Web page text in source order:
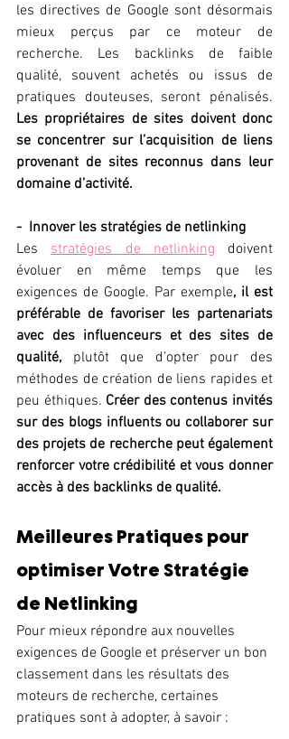
les directives de Google sont désormais
mieux perçus par ce moteur de
recherche. Les backlinks de faible
qualité, souvent achetés ou issus de
Les propriétaires de sites doivent donc
se concentrer sur l’acquisition de liens
provenant de sites reconnus dans leur
domaine d’activité.
-  Innover les stratégies de netlinking
Les stratégies de netlinking doivent
évoluer en même temps que les
exigences de Google. Par exemple, il est
préférable de favoriser les partenariats
avec des influenceurs et des sites de
qualité, plutôt que d’opter pour des
méthodes de création de liens rapides et
peu éthiques. Créer des contenus invités
sur des blogs influents ou collaborer sur
des projets de recherche peut également
renforcer votre crédibilité et vous donner
accès à des backlinks de qualité.
Meilleures Pratiques pour
optimiser Votre Stratégie
de Netlinking
Pour mieux répondre aux nouvelles
exigences de Google et préserver un bon
classement dans les résultats des
moteurs de recherche, certaines
pratiques sont à adopter, à savoir :